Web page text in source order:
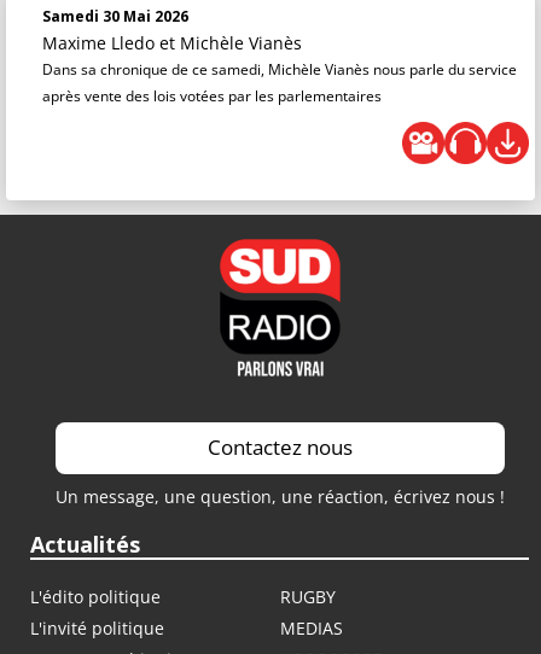
Samedi 30 Mai 2026
Maxime Lledo et Michèle Vianès
Dans sa chronique de ce samedi, Michèle Vianès nous parle du service
après vente des lois votées par les parlementaires
Contactez nous
Un message, une question, une réaction, écrivez nous !
Actualités
L'édito politique
RUGBY
L'invité politique
MEDIAS